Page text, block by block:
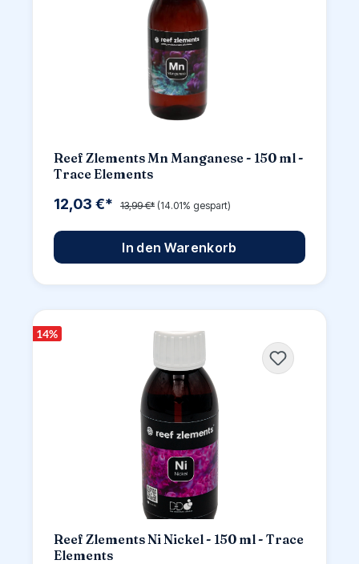
Reef Zlements Mn Manganese - 150 ml -
Trace Elements
12,03 €* 13,99 €* (14.01% gespart)
In den Warenkorb
14%
Reef Zlements Ni Nickel - 150 ml - Trace
Elements